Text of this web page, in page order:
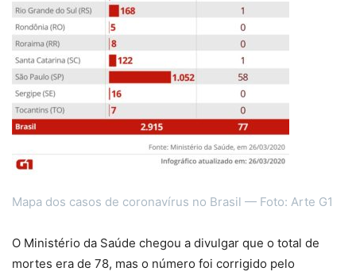
Mapa dos casos de coronavírus no Brasil — Foto: Arte G1
O Ministério da Saúde chegou a divulgar que o total de
mortes era de 78, mas o número foi corrigido pelo